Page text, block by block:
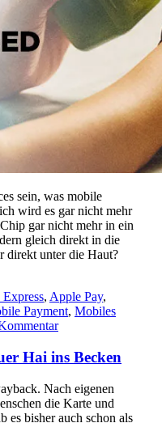
sein, was mobile
wird es gar nicht mehr
gar nicht mehr in ein
gleich direkt in die
direkt unter die Haut?
, Apple Pay,
Payment, Mobiles
Hai ins Becken
Nach eigenen
die Karte und
es bisher auch schon als